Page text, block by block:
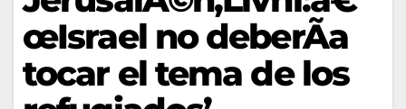
œIsrael no deberÃ­a
tocar el tema de los